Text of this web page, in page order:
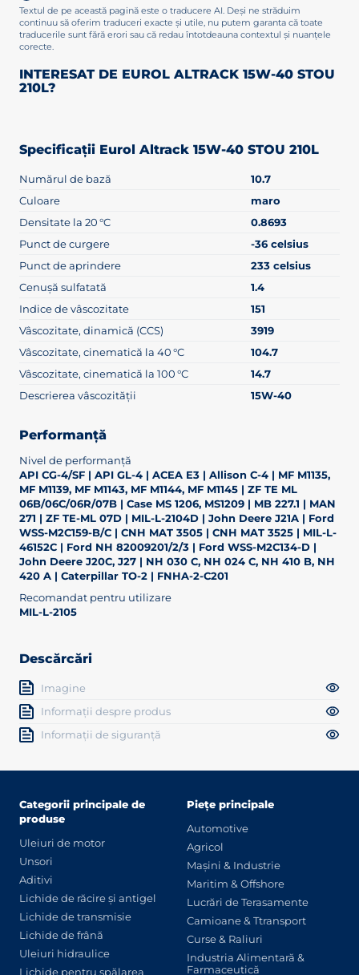
Textul de pe această pagină este o traducere AI. Deși ne străduim
continuu să oferim traduceri exacte și utile, nu putem garanta că toate
traducerile sunt fără erori sau că redau întotdeauna contextul și nuanțele
corecte.
INTERESAT DE EUROL ALTRACK 15W-40 STOU
210L?
Specificații Eurol Altrack 15W-40 STOU 210L
Numărul de bază
10.7
Culoare
maro
Densitate la 20 °C
0.8693
Punct de curgere
-36 celsius
Punct de aprindere
233 celsius
Cenușă sulfatată
1.4
Indice de vâscozitate
151
Vâscozitate, dinamică (CCS)
3919
Vâscozitate, cinematică la 40 °C
104.7
Vâscozitate, cinematică la 100 °C
14.7
Descrierea vâscozității
15W-40
Performanță
Nivel de performanță
API CG-4/SF | API GL-4 | ACEA E3 | Allison C-4 | MF M1135,
MF M1139, MF M1143, MF M1144, MF M1145 | ZF TE ML
06B/06C/06R/07B | Case MS 1206, MS1209 | MB 227.1 | MAN
271 | ZF TE-ML 07D | MIL-L-2104D | John Deere J21A | Ford
WSS-M2C159-B/C | CNH MAT 3505 | CNH MAT 3525 | MIL-L-
46152C | Ford NH 82009201/2/3 | Ford WSS-M2C134-D |
John Deere J20C, J27 | NH 030 C, NH 024 C, NH 410 B, NH
420 A | Caterpillar TO-2 | FNHA-2-C201
Recomandat pentru utilizare
MIL-L-2105
Descărcări
Imagine
Informații despre produs
Informații de siguranță
Categorii principale de
produse
Uleiuri de motor
Unsori
Aditivi
Lichide de răcire și antigel
Lichide de transmisie
Lichide de frână
Uleiuri hidraulice
Lichide pentru spălarea
Piețe principale
Automotive
Agricol
Mașini & Industrie
Maritim & Offshore
Lucrări de Terasamente
Camioane & Ttransport
Curse & Raliuri
Industria Alimentară &
Farmaceutică